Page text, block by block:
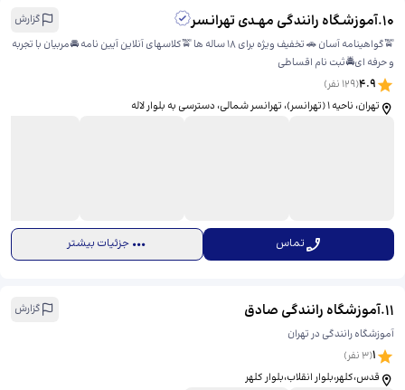
10
.آموزشـگاه رانندگی مهــدی تهرانـسر
گزارش
🚖گواهینامه آسان 🚗 تخفیف ویژه برای 18 ساله ها 🚖کلاسهای آنلاین آیین نامه 🚘مربیان با تجربه
و حرفه ای🚔ثبت نام اقساطی
4.9
(
129 نفر)
تهران، ناحیه ۱ (تهرانسر)، تهرانسر شمالی، دسترسی به بلوار لاله
تماس جزئیات بیشتر
11
.آموزشگاه رانندگی صادق
گزارش
آموزشگاه رانندگی در تهران
1
(
3نفر)
قدس،کلهر،بلوار انقلاب،بلوار کلهر